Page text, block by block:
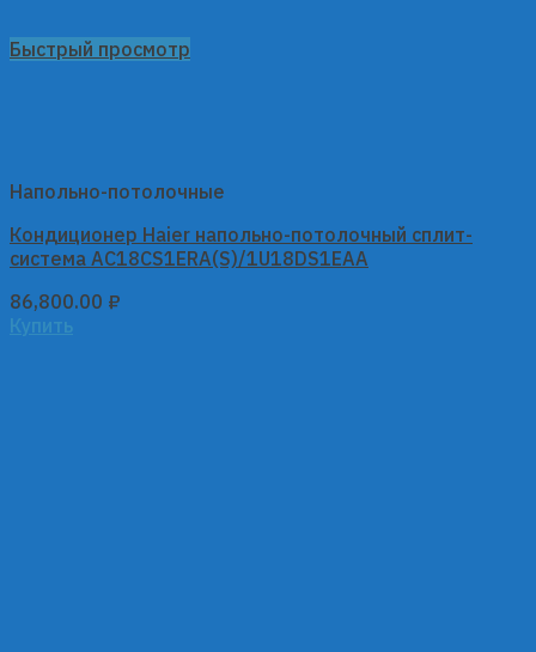
Быстрый просмотр
Напольно-потолочные
Кондиционер Haier напольно-потолочный сплит-
система AC18CS1ERA(S)/1U18DS1EAA
86,800.00 ₽
Купить